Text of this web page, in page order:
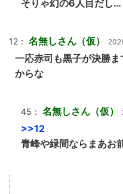
そりゃ幻の6人目だし…
12： 名無しさん（仮）
一応赤司も黒子が決勝
からな
45： 名無しさん（仮）
>>12
青峰や緑間ならまあお